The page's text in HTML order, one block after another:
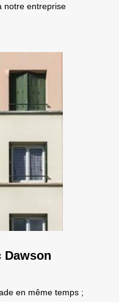
notre entreprise
Dawson
en même temps ;